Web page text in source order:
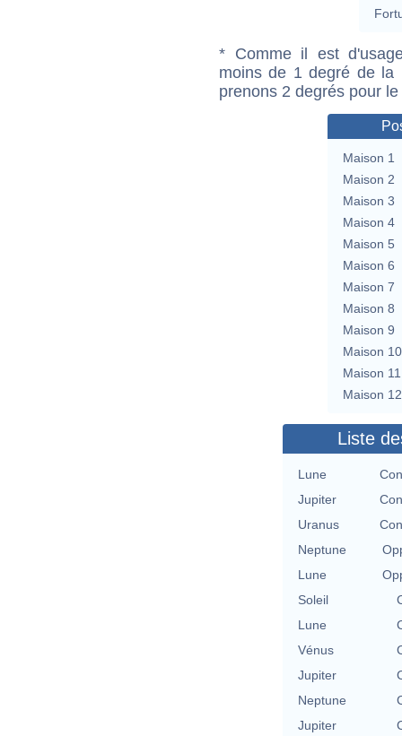
* Comme il est
moins de 1 degré de la
prenons 2 degrés pour
Maison 1
Maison 2
Maison 3
Maison 4
Maison 5
Maison 6
Maison 7
Maison 8
Maison 9
Maison 10
Maison 11
Maison 12
Liste
Lune
Jupiter
Uranus
Neptune
Lune
Soleil
Lune
Vénus
Jupiter
Neptune
Jupiter